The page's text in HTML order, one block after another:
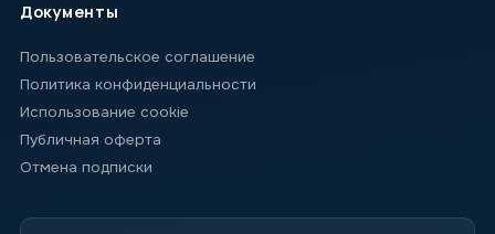
Документы
Пользовательское соглашение
Политика конфиденциальности
Использование cookie
Публичная оферта
Отмена подписки